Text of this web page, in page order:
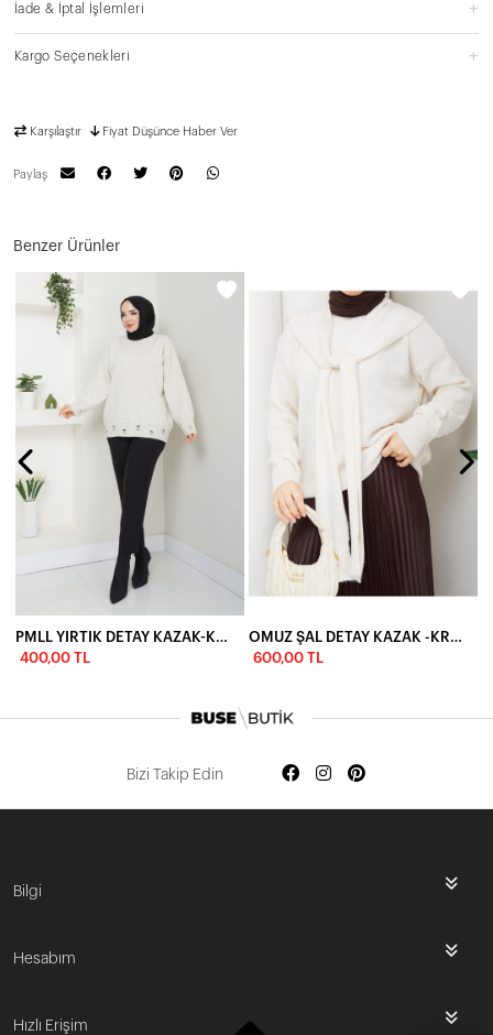
İade & İptal İşlemleri
Kargo Seçenekleri
Karşılaştır Fiyat Düşünce Haber Ver
Paylaş
Benzer Ürünler
400,00 TL
600,00 TL
Bizi Takip Edin
Bilgi
Hesabım
Hızlı Erişim